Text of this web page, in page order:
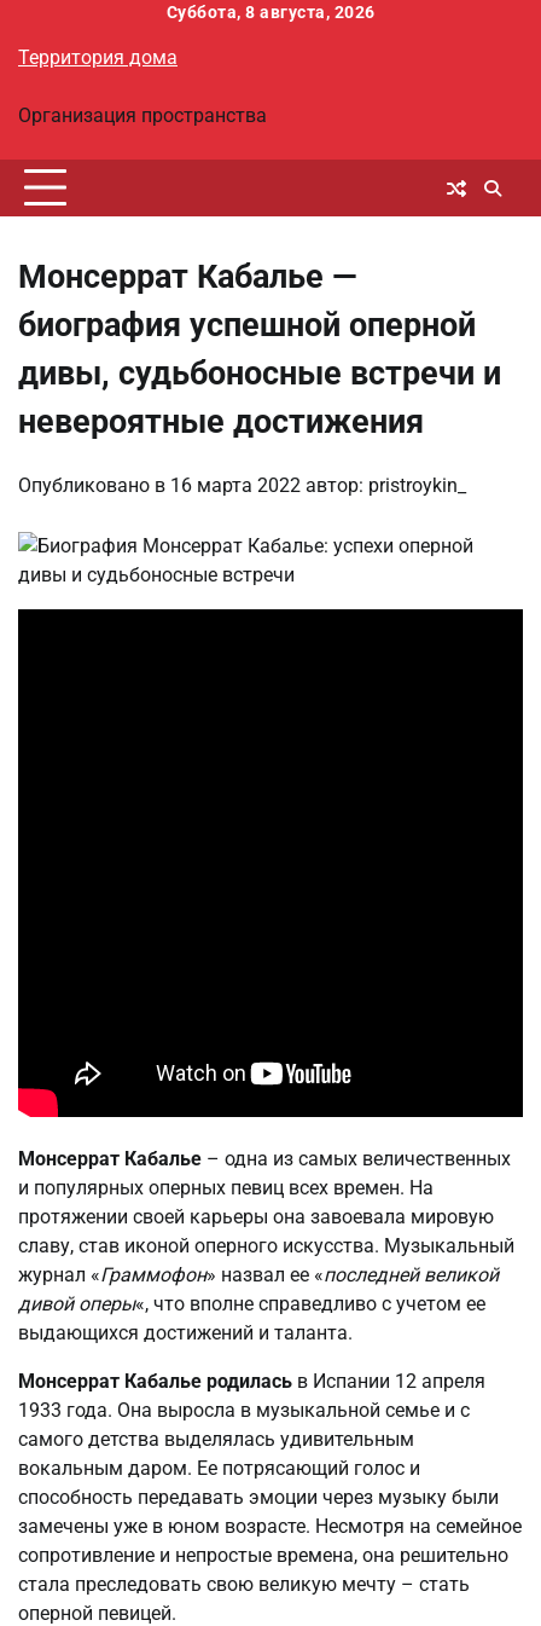
содержимому
Суббота, 8 августа, 2026
Территория дома
Организация пространства
Монсеррат Кабалье —
биография успешной оперной
дивы, судьбоносные встречи и
невероятные достижения
Опубликовано в 16 марта 2022 автор: pristroykin_
Монсеррат Кабалье – одна из самых величественных
и популярных оперных певиц всех времен. На
протяжении своей карьеры она завоевала мировую
славу, став иконой оперного искусства. Музыкальный
журнал «Граммофон» назвал ее «последней великой
дивой оперы«, что вполне справедливо с учетом ее
выдающихся достижений и таланта.
Монсеррат Кабалье родилась в Испании 12 апреля
1933 года. Она выросла в музыкальной семье и с
самого детства выделялась удивительным
вокальным даром. Ее потрясающий голос и
способность передавать эмоции через музыку были
замечены уже в юном возрасте. Несмотря на семейное
сопротивление и непростые времена, она решительно
стала преследовать свою великую мечту – стать
оперной певицей.